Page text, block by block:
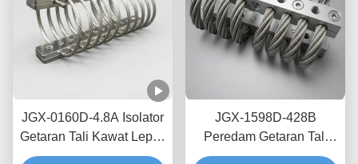
JGX-0160D-4.8A Isolator
Getaran Tali Kawat Lepas
Pantai Laut Bebas
JGX-1598D-428B
Peredam Getaran Tali
Kawat Tanpa Creep,